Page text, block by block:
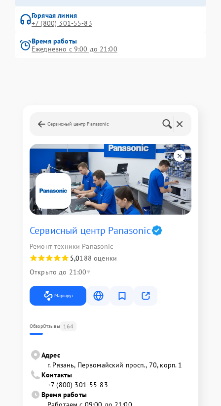
Горячая линия
+7 (800) 301-55-83
Время работы
Ежедневно с 9:00 до 21:00
Сервисный центр Panasonic
Сервисный центр Panasonic
Ремонт техники Panasonic
5,0188 оценки
Открыто до 21:00
Маршрут
ОбзорОтзывы 164
Адрес
г. Рязань, Первомайский просп., 70, корп. 1
Контакты
+7 (800) 301-55-83
Время работы